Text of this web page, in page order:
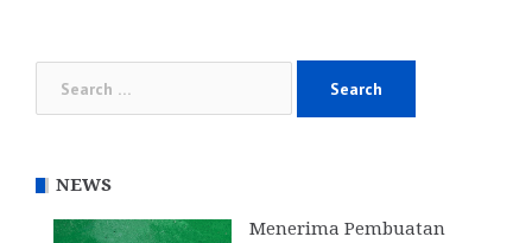
NEWS
Menerima Pembuatan